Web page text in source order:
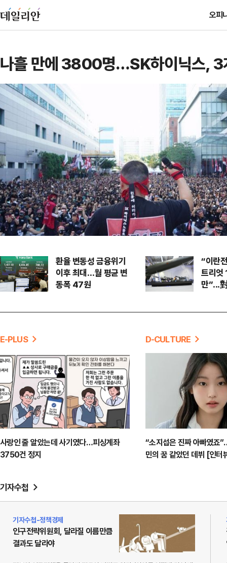
오피
나흘 만에 3800명…SK하이닉스, 3
환율 변동성 금융위기
이후 최대…월 평균 변
동폭 47원
“이란
트리
만”...
E-PLUS
사랑인 줄 알았는데 사기였다…피싱계좌
3750건 정지
D-CULTURE
“소지섭은 진짜 아빠였죠
민의 꿈 같았던 데뷔 [인터
기자수첩
기자수첩-정책경제
인구전략위원회, 달라질 이름만큼
결과도 달라야